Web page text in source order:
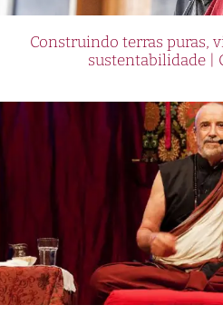
Construindo terras puras,
sustentabilidade |